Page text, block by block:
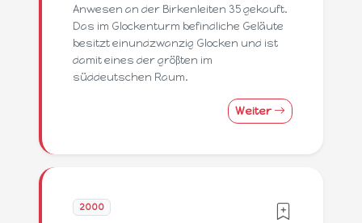
Anwesen an der Birkenleiten 35 gekauft.
Das im Glockenturm befindliche Geläute
besitzt einundzwanzig Glocken und ist
damit eines der größten im
süddeutschen Raum.
Weiter
2000